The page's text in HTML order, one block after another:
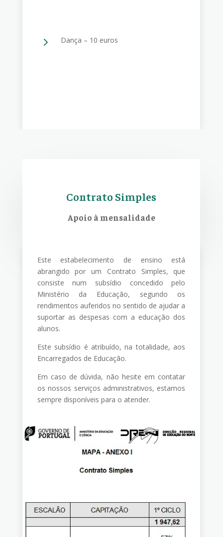
5 Dança – 10 euros
Contrato Simples
Apoio à mensalidade
Este estabelecimento de ensino está
abrangido por um Contrato Simples, que
consiste num subsídio concedido pelo
Ministério da Educação, segundo os
rendimentos auferidos no sentido de ajudar a
suportar as despesas com a educação dos
alunos.
Este subsídio é atribuído, na totalidade, aos
Encarregados de Educação.
Em caso de dúvida, não hesite em contatar
os nossos serviços administrativos, estamos
sempre disponíveis para o atender.